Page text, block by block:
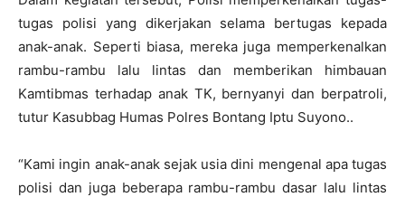
tugas polisi yang dikerjakan selama bertugas kepada
anak-anak. Seperti biasa, mereka juga memperkenalkan
rambu-rambu lalu lintas dan memberikan himbauan
Kamtibmas terhadap anak TK, bernyanyi dan berpatroli,
tutur Kasubbag Humas Polres Bontang Iptu Suyono..
“Kami ingin anak-anak sejak usia dini mengenal apa tugas
polisi dan juga beberapa rambu-rambu dasar lalu lintas